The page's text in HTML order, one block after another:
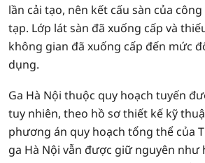
lần cải tạo, nên kết cấu sàn của
tạp. Lớp lát sàn đã xuống cấp và
không gian đã xuống cấp đến mức
dụng.
Ga Hà Nội thuộc quy hoạch tuyến
tuy nhiên, theo hồ sơ thiết kế kỹ
phương án quy hoạch tổng thể của
ga Hà Nội vẫn được giữ nguyên như